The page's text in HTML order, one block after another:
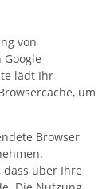
von
lädt Ihr
um
Browser
über Ihre